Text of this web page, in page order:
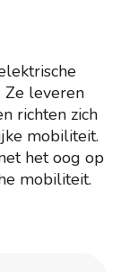
Ze leveren
richten zich
mobiliteit.
het oog op
mobiliteit.